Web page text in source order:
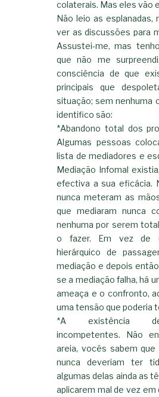
colaterais. Mas eles vão
Não leio as
ver as discussões para
Assustei-me, mas
que não me
consciência de que
principais que
situação; sem nenhuma
identifico são:
*Abandono total dos
Algumas pessoas
lista de mediadores e
Mediação Infomal
efectiva a sua eficácia.
nunca meteram as
que mediaram nunca
nenhuma por serem
o fazer. Em vez de
hierárquico de
mediação e depois
se a mediação falha, há
ameaça e o confronto,
uma tensão que poderia
*A existência de
incompetentes. Não
areia, vocês sabem
nunca deveriam ter
algumas delas ainda as
aplicarem mal de vez em